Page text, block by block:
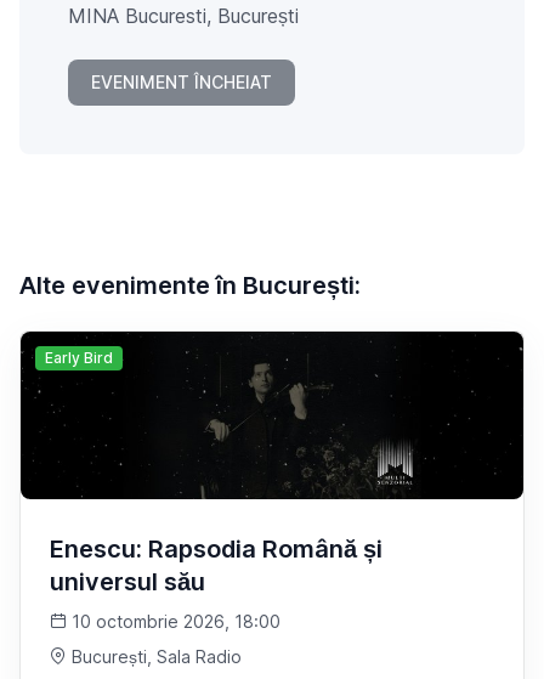
MINA Bucuresti, București
EVENIMENT ÎNCHEIAT
Alte evenimente în București:
Early Bird
Enescu: Rapsodia Română și
universul său
10 octombrie 2026, 18:00
București , Sala Radio